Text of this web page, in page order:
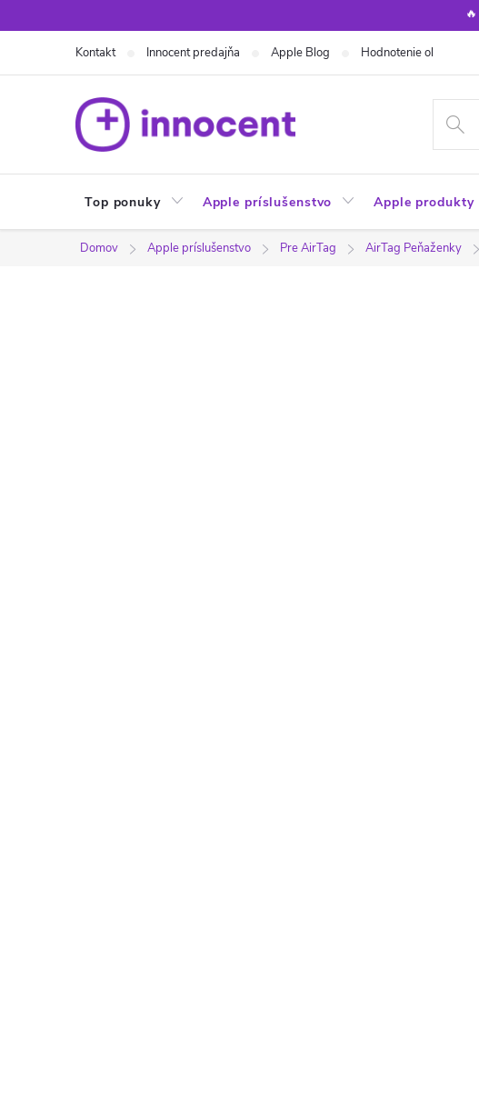
na
🔥
Kontakt Innocent predajňa Apple Blog Hodnotenie obchodu
Top ponuky Apple príslušenstvo Apple produkty
Domov Apple príslušenstvo Pre AirTag AirTag Peňaženky